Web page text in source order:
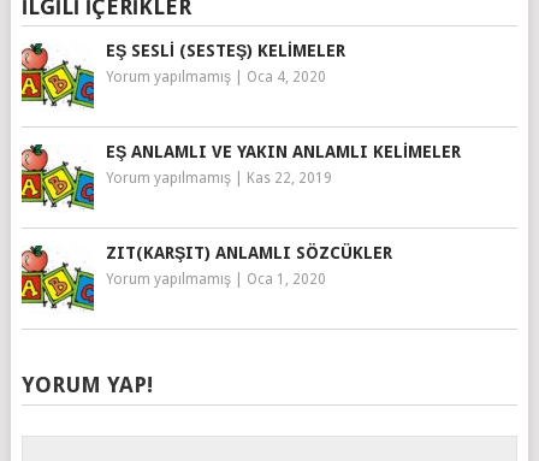
İLGILI İÇERIKLER
EŞ SESLI (SESTEŞ) KELIMELER
Yorum yapılmamış| Oca 4, 2020
EŞ ANLAMLI VE YAKIN ANLAMLI KELIMELER
Yorum yapılmamış| Kas 22, 2019
ZIT(KARŞIT) ANLAMLI SÖZCÜKLER
Yorum yapılmamış| Oca 1, 2020
YORUM YAP!